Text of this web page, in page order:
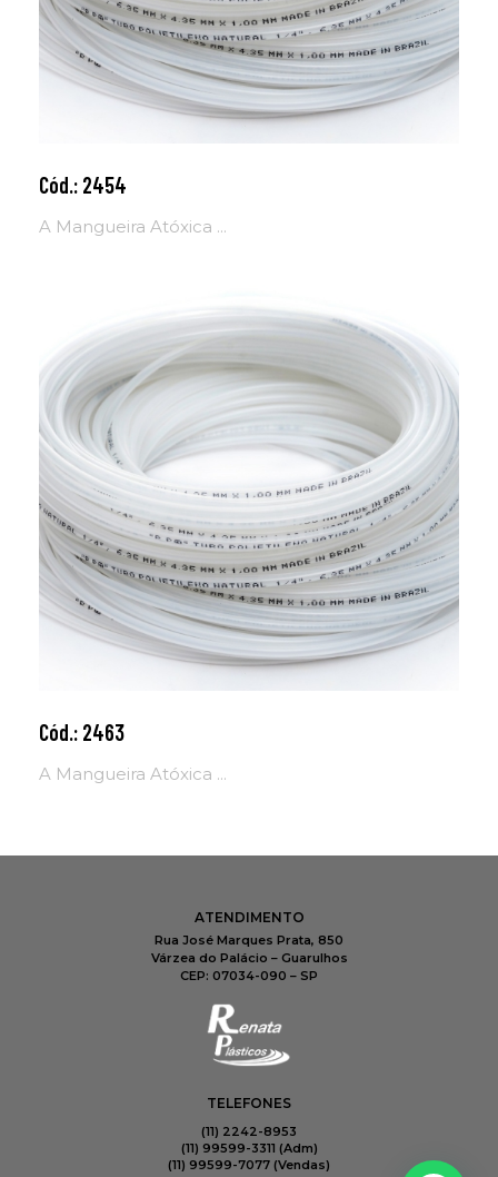
Cód.: 2454
A Mangueira Atóxica ...
Adicionar ao carrinho
Cód.: 2463
A Mangueira Atóxica ...
Adicionar ao carrinho
ATENDIMENTO
Rua José Marques Prata, 850
Várzea do Palácio – Guarulhos
CEP: 07034-090 – SP
TELEFONES
(11) 2242-8953
(11) 99599-3311 (Adm)
(11) 99599-7077​ (Vendas)